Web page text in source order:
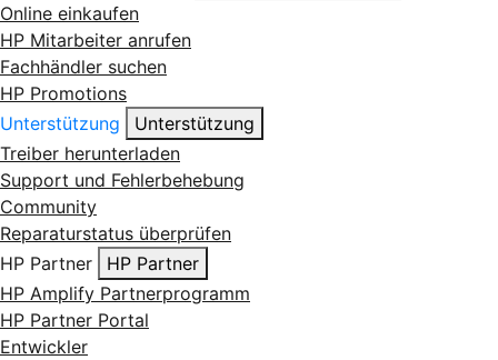
Online einkaufen
HP Mitarbeiter anrufen
Fachhändler suchen
HP Promotions
Unterstützung
Unterstützung
Treiber herunterladen
Support und Fehlerbehebung
Community
Reparaturstatus überprüfen
HP Partner
HP Partner
HP Amplify Partnerprogramm
HP Partner Portal
Entwickler